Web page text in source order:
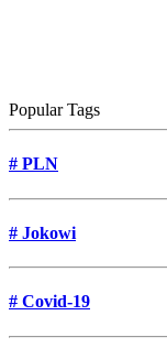
Popular Tags
# PLN
# Jokowi
# Covid-19